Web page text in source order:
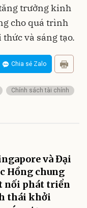
trưởng kinh
cho quá trình
và sáng tạo.
Chia sẻ Zalo
Chính sách tài chính
và Đại
Hồng chung
nối phát triển
thái khởi